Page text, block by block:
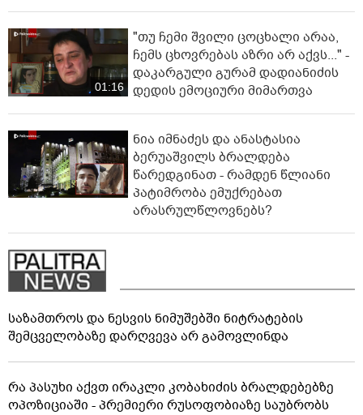
01:16
"თუ ჩემი შვილი ცოცხალი არაა,
ჩემს ცხოვრებას აზრი არ აქვს..." -
დაკარგული გურამ დადიანიძის
დედის ემოციური მიმართვა
ნია იმნაძეს და ანასტასია
ბერუაშვილს ბრალდება
წარედგინათ - რამდენ წლიანი
პატიმრობა ემუქრებათ
არასრულწლოვნებს?
საზამთროს და ნესვის ნიმუშებში ნიტრატების
შემცველობაზე დარღვევა არ გამოვლინდა
რა პასუხი აქვთ ირაკლი კობახიძის ბრალდებებზე
ოპოზიციაში - პრემიერი რუსოფობიაზე საუბრობს